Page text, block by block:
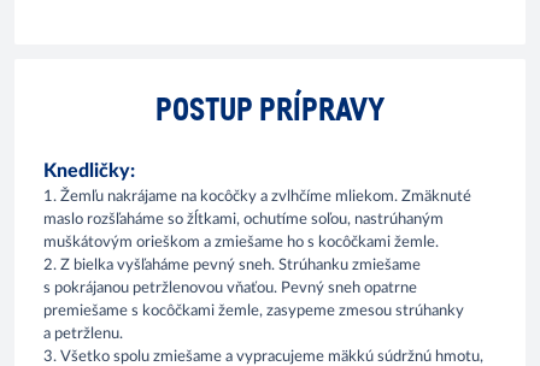
POSTUP PRÍPRAVY
Knedličky:
1. Žemľu nakrájame na kocôčky a zvlhčíme mliekom. Zmäknuté
maslo rozšľaháme so žĺtkami, ochutíme soľou, nastrúhaným
muškátovým orieškom a zmiešame ho s kocôčkami žemle.
2. Z bielka vyšľaháme pevný sneh. Strúhanku zmiešame
s pokrájanou petržlenovou vňaťou. Pevný sneh opatrne
premiešame s kocôčkami žemle, zasypeme zmesou strúhanky
a petržlenu.
3. Všetko spolu zmiešame a vypracujeme mäkkú súdržnú hmotu,